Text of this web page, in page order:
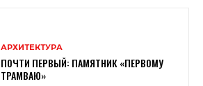
АРХИТЕКТУРА
ПОЧТИ ПЕРВЫЙ: ПАМЯТНИК «ПЕРВОМУ
ТРАМВАЮ»